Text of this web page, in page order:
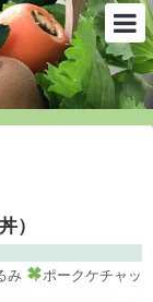
）
み
ポークケチャッ